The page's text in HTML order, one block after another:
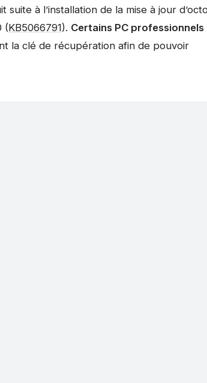
à l’installation de la mise à jour
(KB5066791). Certains PC professionnels
la clé de récupération afin de pouvoir